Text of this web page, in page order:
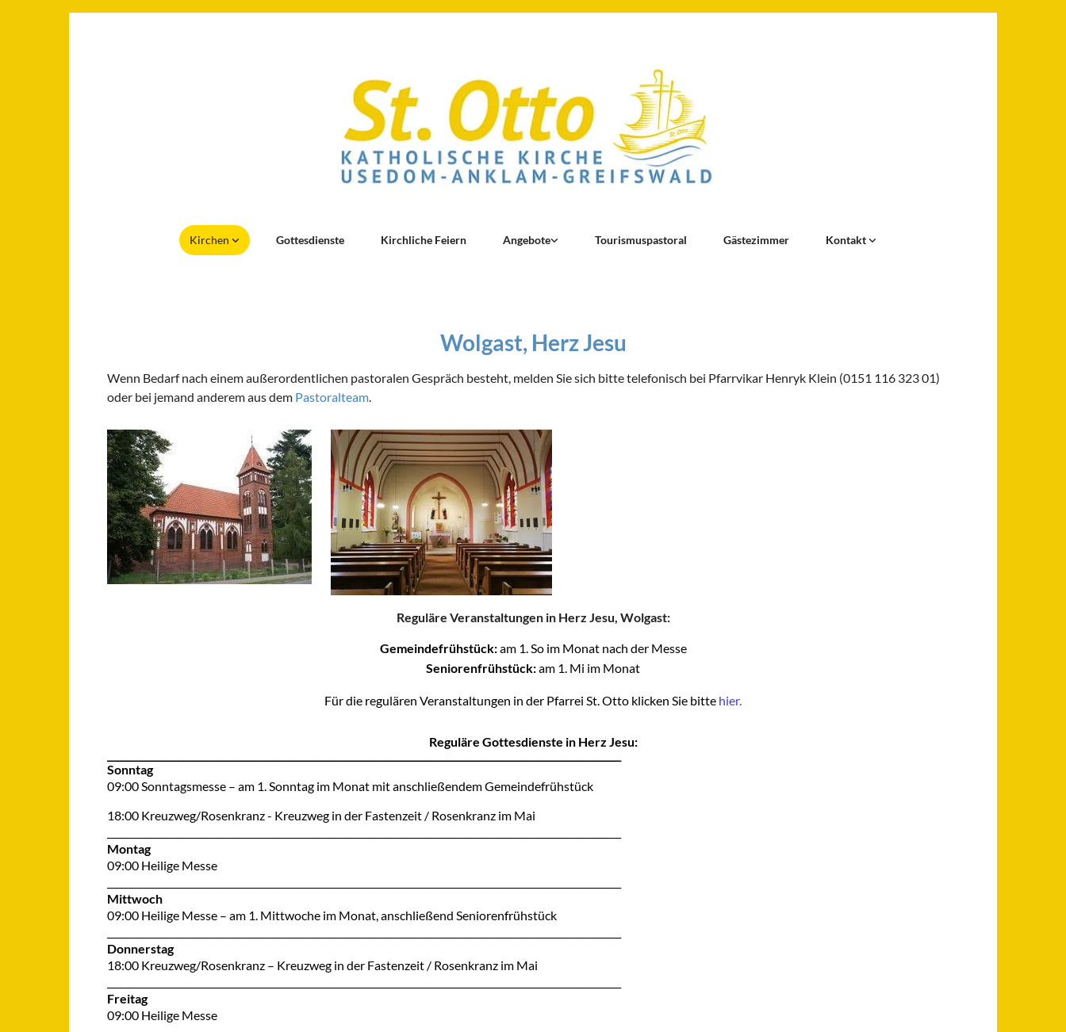
Kirchen Gottesdienste Kirchliche Feiern Angebote Tourismuspastoral Gästezimmer Kontakt
Wolgast, Herz Jesu
Wenn Bedarf nach einem außerordentlichen pastoralen Gespräch besteht, melden Sie sich bitte telefonisch bei Pfarrvikar Henryk Klein (0151 116 323 01)
oder bei jemand anderem aus dem Pastoralteam
Reguläre Veranstaltungen in Herz Jesu, Wolgast:
Gemeindefrühstück:am 1. So im Monat nach der Messe
Seniorenfrühstück:am 1. Mi im Monat
Für die regulären Veranstaltungen in der Pfarrei St. Otto klicken Sie bitte hier.
Reguläre Gottesdienste in Herz Jesu:
____________________________________________________________________________________________________________
Sonntag
09:00 Sonntagsmesse – am 1. Sonntag im Monat mit anschließendem Gemeindefrühstück
18:00 Kreuzweg/Rosenkranz - Kreuzweg in der Fastenzeit / Rosenkranz im Mai
Montag
09:00 Heilige Messe
Mittwoch
09:00 Heilige Messe – am 1. Mittwoche im Monat, anschließend Seniorenfrühstück
Donnerstag
18:00 Kreuzweg/Rosenkranz – Kreuzweg in der Fastenzeit / Rosenkranz im Mai
Freitag
09:00 Heilige Messe